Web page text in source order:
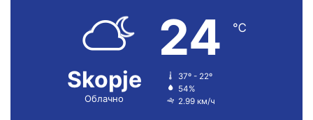
Skopje
Облачно
24 ℃
37º - 22º
54%
2.99 км/ч